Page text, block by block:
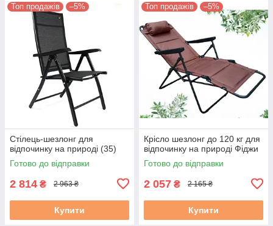
Топ продажів –5%
Стілець-шезлонг для
відпочинку на природі (35)
Готово до відправки
2 814 ₴ 2 963 ₴
Купити
Топ продажів –5%
Крісло шезлонг до 120 кг для
відпочинку на природі Фіджи
Готово до відправки
2 057 ₴ 2 165 ₴
Купити